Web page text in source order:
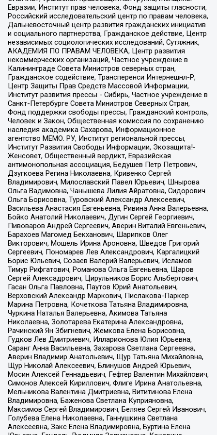
Евразии, Институт прав человека, Фонд защиты гласности,
Российский исследовательский центр по правам человека,
Дальневосточный центр развития гражданских инициатив
и социального партнерства, Гражданское действие, Центр
независимых социологических исследований, Сутяжник,
АКАДЕМИЯ ПО ПРАВАМ ЧЕЛОВЕКА, Центр развития
некоммерческих организаций, Частное учреждение в
Калининграде Совета Министров северных стран,
Гражданское содействие, Трансперенси Интернешнл-Р,
Центр Защиты Прав Средств Массовой Информации,
Институт развития прессы - Сибирь, Частное учреждение в
Санкт-Петербурге Совета Министров Северных Стран,
Фонд поддержки свободы прессы, Гражданский контроль,
Человек и Закон, Общественная комиссия по сохранению
наследия академика Сахарова, Информационное
агентство МЕМО. РУ, Институт региональной прессы,
Институт Развития Свободы Информации, Экозащита!-
Женсовет, Общественный вердикт, Евразийская
антимонопольная ассоциация, Бедушев Петр Петрович,
Дзугкоева Регина Николаевна, Кривенко Сергей
Владимирович, Милославский Павел Юрьевич, Шнырова
Ольга Вадимовна, Чанышева Лилия Айратовна, Сидорович
Ольга Борисовна, Туровский Александр Алексеевич,
Васильева Анастасия Евгеньевна, Ривина Анна Валерьевна,
Бойко Анатолий Николаевич, Дугин Сергей Георгиевич,
Пивоваров Андрей Сергеевич, Аверин Виталий Евгеньевич,
Барахоев Магомед Бекханович, Шарипков Олег
Викторович, Мошель Ирина Ароновна, Шведов Григорий
Сергеевич, Пономарев Лев Александрович, Каргалицкий
Борис Юльевич, Созаев Валерий Валерьевич, Исламов
Тимур Рифгатович, Романова Ольга Евгеньевна, Щаров
Сергей Алексадрович, Цирульников Борис Альбертович,
Гасан Ольга Павловна, Паутов Юрий Анатольевич,
Верховский Александр Маркович, Пислакова-Паркер
Марина Петровна, Кочеткова Татьяна Владимировна,
Чуркина Наталья Валерьевна, Акимова Татьяна
Николаевна, Золотарева Екатерина Александровна,
Рачинский Ян Збигневич, Жемкова Елена Борисовна,
Гудков Лев Дмитриевич, Илларионова Юлия Юрьевна,
Саранг Анна Васильевна, Захарова Светлана Сергеевна,
Аверин Владимир Анатольевич, Щур Татьяна Михайловна,
Щур Николай Алексеевич, Блинушов Андрей Юрьевич,
Мосин Алексей Геннадьевич, Гефтер Валентин Михайлович,
Симонов Алексей Кириллович, Флиге Ирина Анатольевна,
Мельникова Валентина Дмитриевна, Вититинова Елена
Владимировна, Баженова Светлана Куприяновна,
Максимов Сергей Владимирович, Беляев Сергей Иванович,
Голубева Елена Николаевна, Ганнушкина Светлана
Алексеевна, Закс Елена Владимировна, Буртина Елена